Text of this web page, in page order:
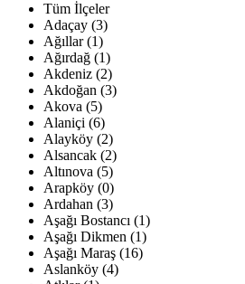
Tüm İlçeler
Adaçay (3)
Ağıllar (1)
Ağırdağ (1)
Akdeniz (2)
Akdoğan (3)
Akova (5)
Alaniçi (6)
Alayköy (2)
Alsancak (2)
Altınova (5)
Arapköy (0)
Ardahan (3)
Aşağı Bostancı (1)
Aşağı Dikmen (1)
Aşağı Maraş (16)
Aslanköy (4)